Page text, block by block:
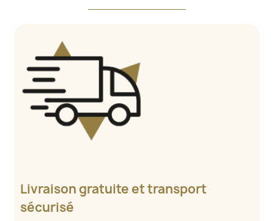
Livraison gratuite et transport
sécurisé